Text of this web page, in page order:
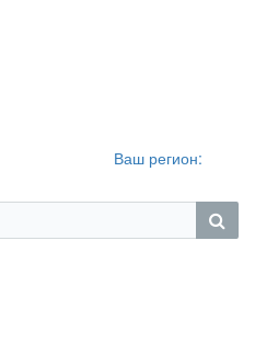
Ваш регион: